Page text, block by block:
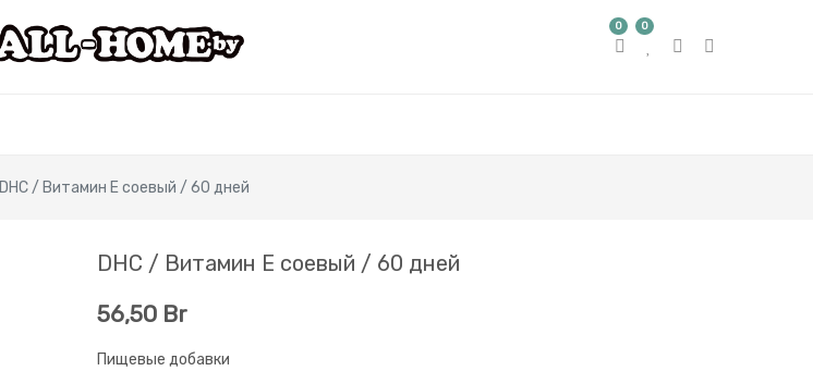
0 0
DHC / Витамин Е соевый / 60 дней
DHC / Витамин Е соевый / 60 дней
56,50 Br
Пищевые добавки